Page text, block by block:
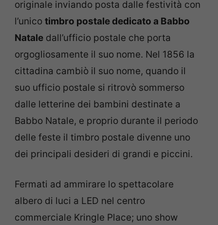
originale inviando posta dalle festività con
l’unico timbro postale dedicato a Babbo
Natale dall’ufficio postale che porta
orgogliosamente il suo nome. Nel 1856 la
cittadina cambiò il suo nome, quando il
suo ufficio postale si ritrovò sommerso
dalle letterine dei bambini destinate a
Babbo Natale, e proprio durante il periodo
delle feste il timbro postale divenne uno
dei principali desideri di grandi e piccini.
Fermati ad ammirare lo spettacolare
albero di luci a LED nel centro
commerciale Kringle Place; uno show